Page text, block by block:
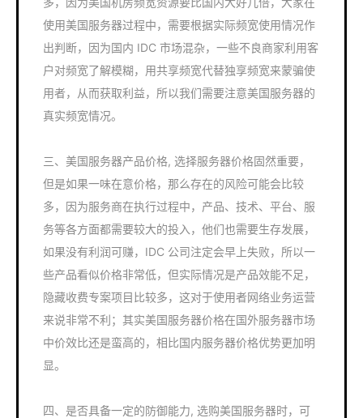
使用美国服务器过程中，需要根据实际频宽使用情况作
出判断，因为国内 IDC 市场混杂，一些不良商家利用客
户对频宽了解模糊，用共享频宽代替独享频宽来蒙骗使
用者，从而获取利益，所以我们需要注意美国服务器的
真实频宽情况。
三、美国服务器产品价格, 选择服务器价格固然重要，
但是如果一味在意价格，那么存在的风险可能会比较
多，因为服务商在执行过程中，产品、技术、平台、服
务等各方面都需要较大的投入，他们也需要生存发展，
如果没有利润可赚，IDC 公司注定会早上失败，所以一
些产品看似价格非常低，但实际情况是产品效能不足，
隐藏收费专案项目比较多，这对于使用者网络业务运营
来说非常不利；其实美国服务器价格在国外服务器市场
中价效比还是蛮高的，相比国内服务器价格优势更加明
显。
四、是否具备一定的防御能力, 选购美国服务器时，可